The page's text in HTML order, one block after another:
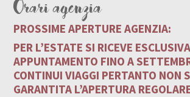
Orari agenzia
PROSSIME APERTURE AGENZIA:
PER L’ESTATE SI RICEVE
APPUNTAMENTO FINO A
CONTINUI VIAGGI PERTANTO NON
GARANTITA L’APERTURA